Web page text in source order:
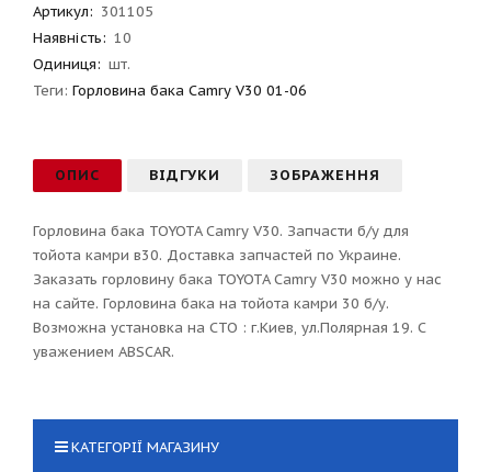
Артикул: 301105
Наявність: 10
Одиниця: шт.
Теги: Горловина бака Camry V30 01-06
ОПИС ВІДГУКИ ЗОБРАЖЕННЯ
Горловина бака TOYOTA Camry V30. Запчасти б/у для
тойота камри в30. Доставка запчастей по Украине.
Заказать горловину бака TOYOTA Camry V30 можно у нас
на сайте. Горловина бака на тойота камри 30 б/у.
Возможна установка на СТО : г.Киев, ул.Полярная 19. С
уважением ABSCAR.
КАТЕГОРІЇ МАГАЗИНУ